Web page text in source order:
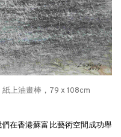
上油畫棒，79 x 108cm
在香港蘇富比藝術空間成功舉